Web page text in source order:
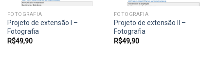
FOTOGRAFIA
Projeto de extensão I –
Fotografia
R$49,90
FOTOGRAFIA
Projeto de extensão II –
Fotografia
R$49,90